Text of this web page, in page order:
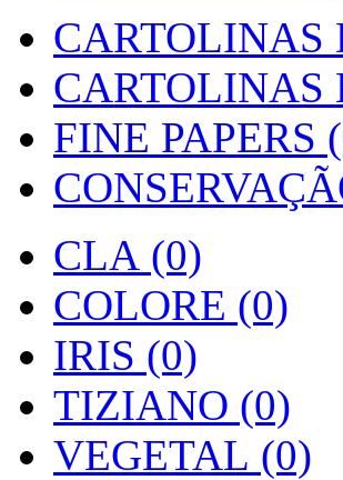
CARTOLINAS
CARTOLINAS
FINE PAPERS
CLA (0)
COLORE (0)
IRIS (0)
TIZIANO (0)
VEGETAL (0)